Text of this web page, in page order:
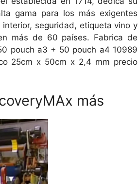
gama para los más exigentes
seguridad, etiqueta vino y
más de 60 países. Fabrica de
pouch a3 + 50 pouch a4 10989
25cm x 50cm x 2,4 mm precio
más